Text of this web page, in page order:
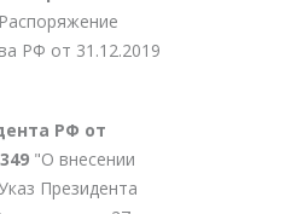
РФ от 31.12.2019
РФ от
"О внесении
Президента